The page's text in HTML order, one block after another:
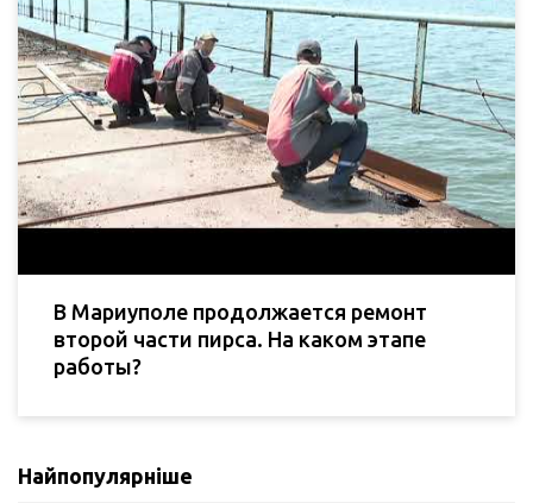
В Мариуполе продолжается ремонт
второй части пирса. На каком этапе
работы?
Найпопулярніше